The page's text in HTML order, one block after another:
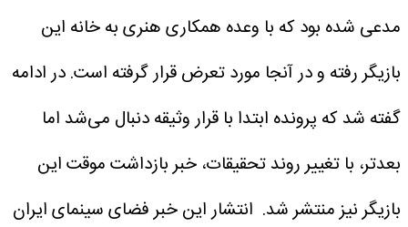
مدعی شده بود که با وعده همکاری هنری به خانه این
بازیگر رفته و در آنجا مورد تعرض قرار گرفته است. در ادامه
گفته شد که پرونده ابتدا با قرار وثیقه دنبال می‌شد اما
بعدتر، با تغییر روند تحقیقات، خبر بازداشت موقت این
بازیگر نیز منتشر شد. انتشار این خبر فضای سینمای ایران